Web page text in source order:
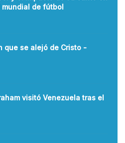
de fútbol
que se alejó de Cristo -
visitó Venezuela tras el